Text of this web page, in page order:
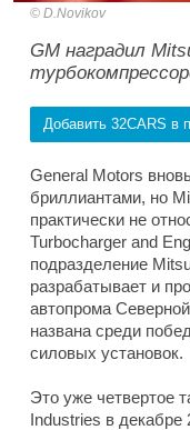
D.Novikov
GM наградил
Добавить 32CARS в
General Motors
бриллиантами, но
практически не
Turbocharger and
подразделение
разрабатывает и
автопрома
названа среди
силовых установок.
Это уже четвертое
Industries в декабре